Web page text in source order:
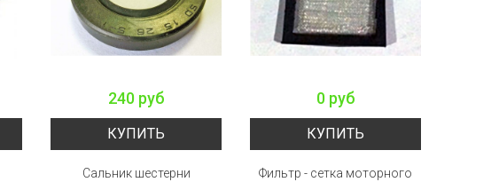
240 руб
КУПИТЬ
Сальник шестерни
0 руб
КУПИТЬ
Фильтр - сетка моторного